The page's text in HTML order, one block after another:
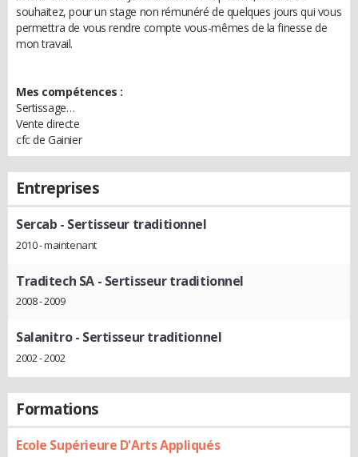
souhaitez, pour un stage non rémunéré de quelques jours qui vous
permettra de vous rendre compte vous-mêmes de la finesse de
mon travail.
Mes compétences :
Sertissage…
Vente directe
cfc de Gainier
Entreprises
Sercab - Sertisseur traditionnel
2010 - maintenant
Traditech SA- Sertisseur traditionnel
2008 - 2009
Salanitro- Sertisseur traditionnel
2002 - 2002
Formations
Ecole Supérieure D'Arts Appliqués